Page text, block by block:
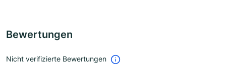
Bewertungen
Nicht verifizierte Bewertungen